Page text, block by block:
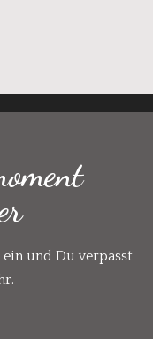
und Du verpasst